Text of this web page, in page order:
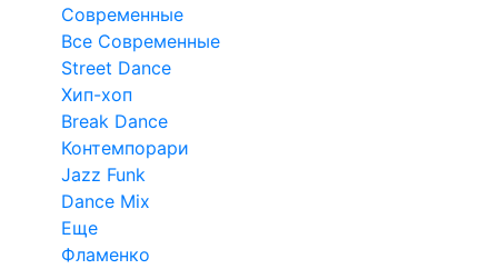
Современные
Все Современные
Street Dance
Хип-хоп
Break Dance
Контемпорари
Jazz Funk
Dance Mix
Еще
Фламенко